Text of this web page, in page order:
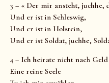
3 – « Der mir ansteht, juchhe,
Und er ist in Schleswig,
Und er ist in Holstein,
Und er ist Soldat, juchhe,
4 – Ich heirate nicht nach
Eine reine Seele